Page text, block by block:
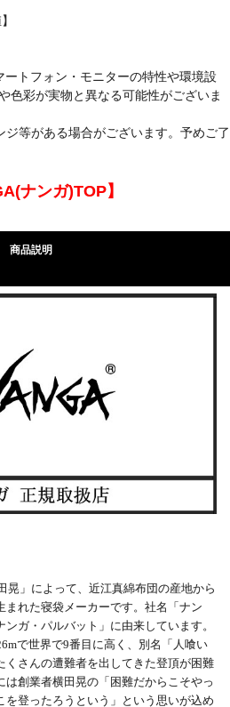
トフォン・モニターの特性や環境設
色彩が実物と異なる可能性がございま
ジ等がある場合がございます。予めご了
ナンガ)TOP】
商品説明
晃」によって、近江真綿布団の産地から
まれた寝袋メーカーです。社名「ナン
ガ・パルバット」に由来しています。
で世界で9番目に高く、別名「人喰い
くさんの遭難者を出してきた登頂が困難
創業者横田晃の「困難だからこそやっ
を登ったろうという」という思いが込め